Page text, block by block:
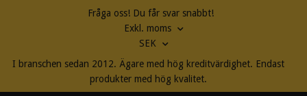
Fråga oss! Du får svar snabbt!
Exkl. moms
SEK
I branschen sedan 2012. Ägare med hög kreditvärdighet. Endast
produkter med hög kvalitet.